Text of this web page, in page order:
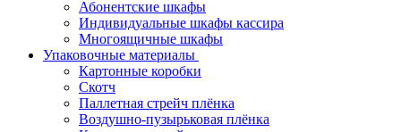
Абонентские шкафы
Индивидуальные шкафы кассира
Многоящичные шкафы
Упаковочные материалы
Картонные коробки
Скотч
Паллетная стрейч плёнка
Воздушно-пузырьковая плёнка